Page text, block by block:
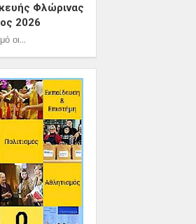
Φλώρινας
2026
οι...